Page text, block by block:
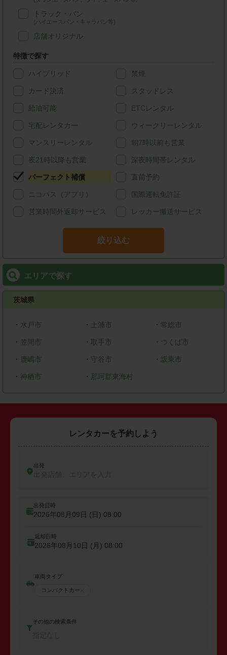
トラック・バン
(ハイエースバン・キャラバン等)
店舗オリジナル
特徴で探す
ハイブリッド 禁煙
カード決済 スタッドレス
給油可能 ETCレンタル
宅配レンタカー ウィークリーレンタル
マンスリーレンタル 朝7時以前も営業
夜21時以降も営業 深夜時間帯レンタル
パーフェクト補償 直前予約
ニコパス（アプリ） 国際運転免許証
営業時間外返却サービス レッカー搬送サービス
絞り込む
エリアで探す
茨城県
・ 水戸市 ・ 土浦市 ・ 常総市
・ 笠間市 ・ 取手市 ・ つくば市
・ 鹿嶋市 ・ 守谷市 ・坂東市
・ 神栖市 ・ 那珂郡東海村
レンタカーを予約しよう
出発
出発日時
2026年08月09日 (日) 08:00
返却日時
2026年08月10日 (月) 08:00
車両タイプ
コンパクトカー
その他の検索条件